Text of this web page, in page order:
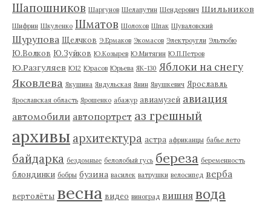
Шапошников Шаргунов Шелапутин Шендерович Шильников
Шифрин Шкуленко Шматов Шолохов Шпак Шуваловский
Шурупова Щелчков Э.Ермаков Экомасов Электроугли Эльтюбю
Ю.Волков Ю.Зуйков Ю.Козырев Ю.Митягин Ю.П.Петров
Ю.Разгуляев Ю12 Юрасов Юрьева ЯК-130 Яблоки на снегу
Яковлева Якушина Яндульская Янин Янушкевич Ярославль
Ярославская область Ярошенко абажур авиамузей авиация
автомобили автопортрет аз грешный
архивы архитектура астра африканцы бабье лето
байдарка бездомные белолобый гусь береза беременность
блондинки бобры бузина василек ватрушки велосипед верба
вертолёты весна видео виноград вишня вода